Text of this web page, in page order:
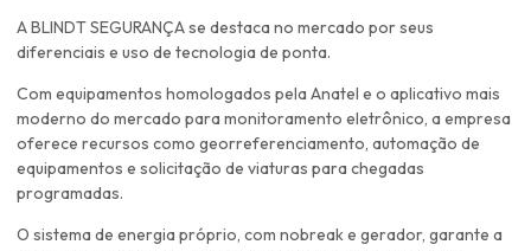
A BLINDT SEGURANÇA se destaca no mercado por seus
diferenciais e uso de tecnologia de ponta.
Com equipamentos homologados pela Anatel e o aplicativo mais
moderno do mercado para monitoramento eletrônico, a empresa
oferece recursos como georreferenciamento, automação de
equipamentos e solicitação de viaturas para chegadas
programadas.
O sistema de energia próprio, com nobreak e gerador, garante a